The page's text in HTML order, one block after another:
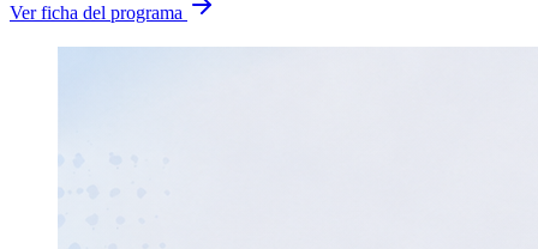
Ver ficha del programa